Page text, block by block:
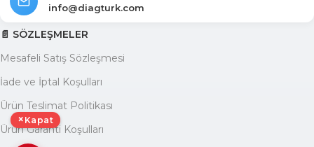
info@diagturk.com
📄 SÖZLEŞMELER
Mesafeli Satış Sözleşmesi
İade ve İptal Koşulları
Ürün Teslimat Politikası
Ürün Garanti Koşulları
× Kapat